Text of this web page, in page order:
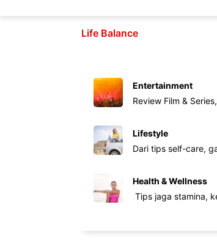
Life Balance
Entertainment
Review Film &
Lifestyle
Dari tips self-care,
Health & Wellness
Tips jaga stamina,